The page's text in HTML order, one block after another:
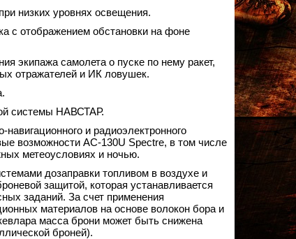
низких уровнях освещения.
с отображением обстановки на фоне
экипажа самолета о пуске по нему ракет,
отражателей и ИК ловушек.
системы НАВСТАР.
и радиоэлектронного
возможности AC-130U Spectre, в том числе
метеоусловиях и ночью.
дозаправки топливом в воздухе и
защитой, которая устанавливается
заданий. За счет применения
материалов на основе волокон бора и
масса брони может быть снижена
броней).